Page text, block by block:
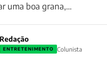
uma boa grana,…
Redação
ENTRETENIMENTO Colunista